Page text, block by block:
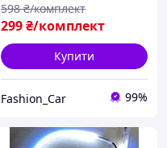
299₴/комплект
598 ₴/комплект
Купити
Fashion_Car 99%